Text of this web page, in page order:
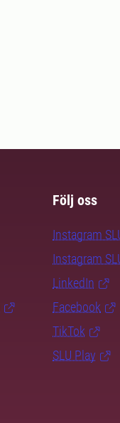
Följ oss
Instagram
Instagram
LinkedIn
Facebook
TikTok
SLU Play